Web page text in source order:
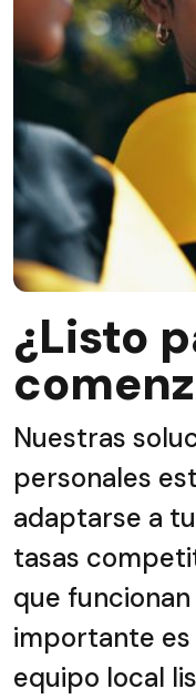
¿Listo
Nuestras
personales
adaptarse a
tasas
que
importante
equipo local